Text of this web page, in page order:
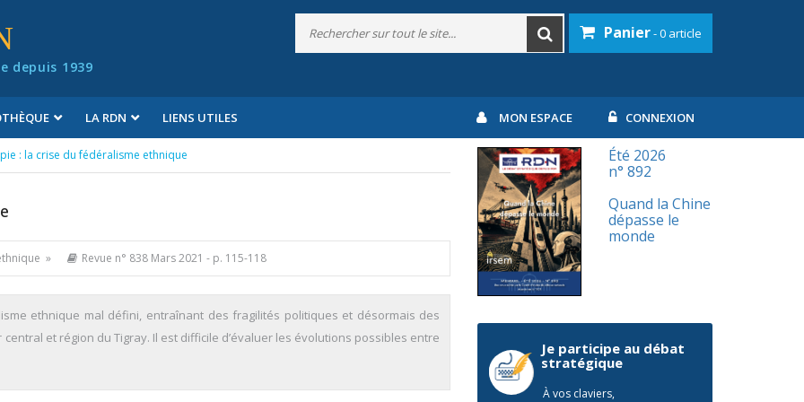
depuis 1939
Panier- 0 article
LA RDN LIENS UTILES MON ESPACE CONNEXION
: la crise du fédéralisme ethnique
» Revue n° 838 Mars 2021 - p. 115-118
ethnique mal défini, entraînant des fragilités politiques et désormais des
et région du Tigray. Il est difficile d’évaluer les évolutions possibles entre
Été 2026
n° 892
Quand la Chine
dépasse le
monde
Je participe au débat
stratégique
À vos claviers,